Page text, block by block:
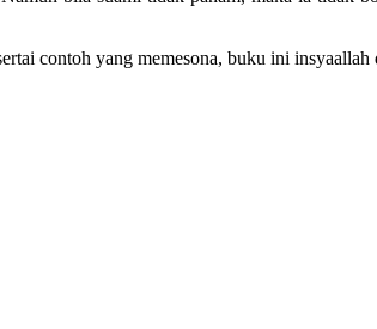
contoh yang memesona, buku ini insyaallah